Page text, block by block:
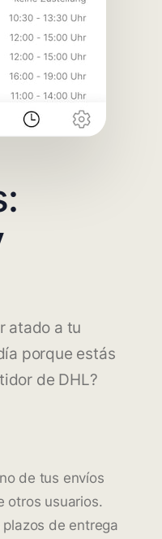
atado a tu
porque estás
de DHL?
de tus envíos
otros usuarios.
de entrega